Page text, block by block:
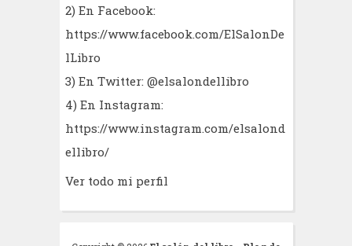
2) En Facebook:
https://www.facebook.com/ElSalonDe
lLibro
3) En Twitter: @elsalondellibro
4) En Instagram:
https://www.instagram.com/elsalond
ellibro/
Ver todo mi perfil